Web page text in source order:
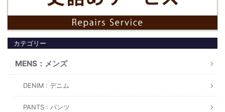
カテゴリー
MENS：メンズ
DENIM : デニム
PANTS : パンツ